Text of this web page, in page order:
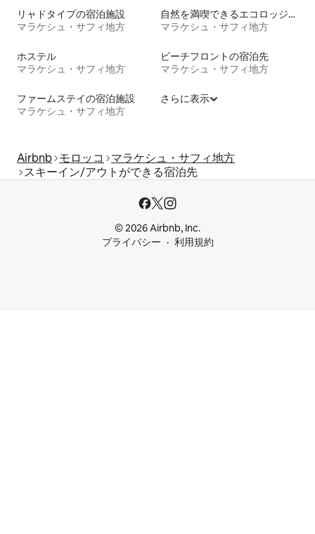
リャドタイプの宿泊施設
マラケシュ・サフィ地方
自然を満喫できるエコロッジの宿泊施設
マラケシュ・サフィ地方
ホステル
マラケシュ・サフィ地方
ビーチフロントの宿泊先
マラケシュ・サフィ地方
ファームステイの宿泊施設
マラケシュ・サフィ地方
さらに表示
Airbnb モロッコ
マラケシュ・サフィ地方
スキーイン/アウトができる宿泊先
© 2026 Airbnb, Inc.
プライバシー
利用規約